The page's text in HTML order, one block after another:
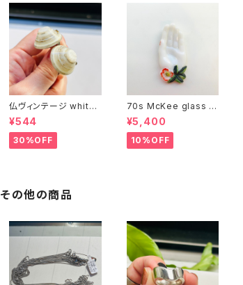
仏ヴィンテージ white l
ucite confetti 山型イ
ヤリング
¥544
30%OFF
70s McKee glass c
ompany ハンドペイン
トハンド小皿（赤）
¥5,400
10%OFF
その他の商品